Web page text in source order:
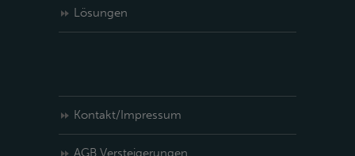
Lösungen
Kontakt/Impressum
AGB Versteigerungen